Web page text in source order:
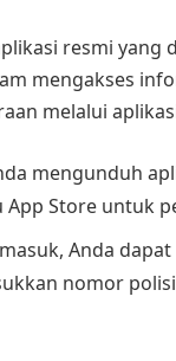
resmi
mengakses
melalui
mengunduh
Store untuk
Anda
nomor